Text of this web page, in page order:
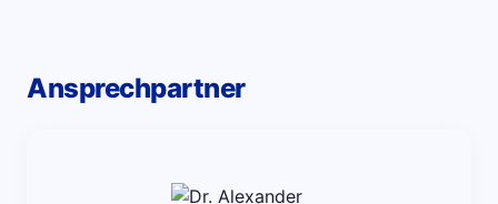
Ansprechpartner